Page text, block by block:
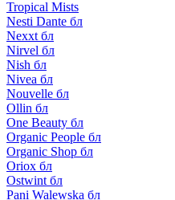
Tropical Mists
Nesti Dante бл
Nexxt бл
Nirvel бл
Nish бл
Nivea бл
Nouvelle бл
Ollin бл
One Beauty бл
Organic People бл
Organic Shop бл
Oriox бл
Ostwint бл
Pani Walewska бл